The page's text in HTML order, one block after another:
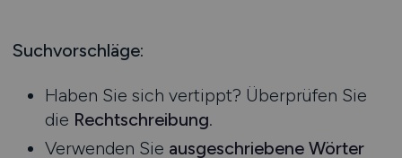
Schienen- / Straßen- / Luft- / Seefracht
Supply Chain Management
Vertrieb / Verkauf / Handel
Mecklenburg-Vorpommern
Nordrhein-Westfalen
Rheinland-Pfalz
Saarland
Suchvorschläge:
Haben Sie sich vertippt? Überprüfen Sie
die Rechtschreibung.
Verwenden Sie ausgeschriebene Wörter